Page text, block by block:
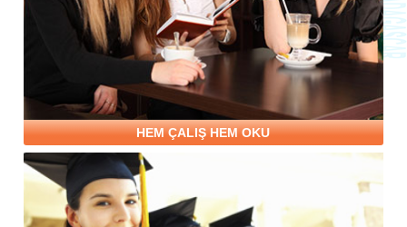
HEM ÇALIŞ HEM OKU